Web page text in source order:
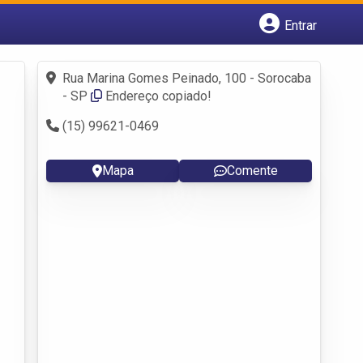
Entrar
Fazer login
Criar conta
Rua Marina Gomes Peinado, 100 - Sorocaba
- SP
Endereço copiado!
(15) 99621-0469
Mapa Comente